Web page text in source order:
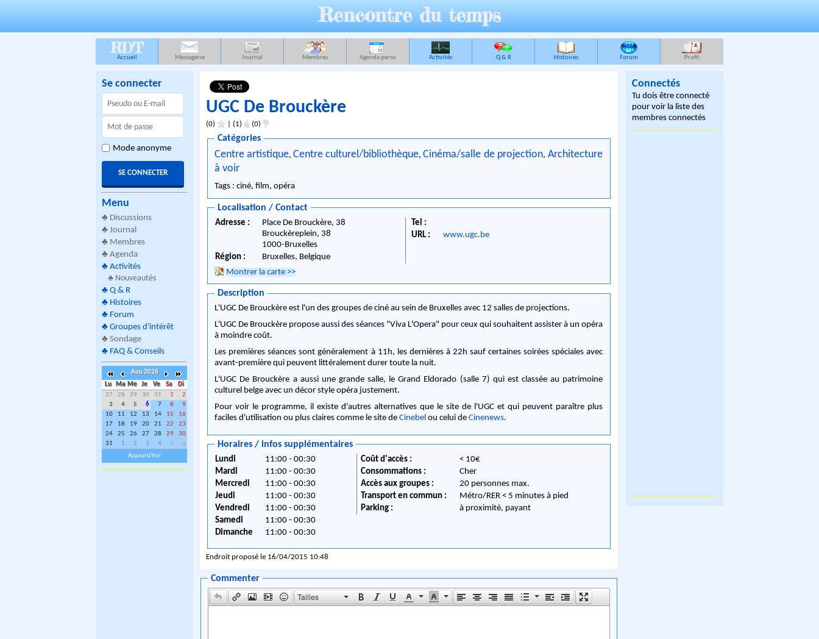
Rencontre du temps
RDT
Accueil Messagerie Journal Membres Agenda perso Activités Q & R Histoires Forum Profil
Se connecter
Mode anonyme
Menu
♣ Discussions
♣ Journal
♣ Membres
♣ Agenda
♣ Activités
♣ Nouveautés
♣ Q & R
♣ Histoires
♣ Forum
♣ Groupes d'intérêt
♣ Sondage
♣ FAQ & Conseils
Aou 2026
Lu
Ma Me Je Ve Sa
Di
27
28 29 30 31 1
2
3
4 5 6 7 8
9
10
11 12 13 14 15
16
17
18 19 20 21 22
23
24
25 26 27 28 29
30
31
1 2 3 4 5
6
Aujourd'hui
UGC De Brouckère
(0) (1) (0)
Catégories
Centre artistique,Centre culturel/bibliothèque,Cinéma/salle de projection,Architecture
à voir
Tags : ciné, film, opéra
Localisation / Contact
Adresse :
Place De Brouckère, 38
Brouckèreplein, 38
1000- Bruxelles
Région :
Bruxelles, Belgique
Tel :
URL :
www.ugc.be
Montrer la carte >>
Description
L'UGC De Brouckère est l'un des groupes de ciné au sein de Bruxelles avec 12 salles de projections.
L'UGC De Brouckère propose aussi des séances "Viva L'Opera" pour ceux qui souhaitent assister à un opéra
à moindre coût.
Les premières séances sont généralement à 11h, les dernières à 22h sauf certaines soirées spéciales avec
avant-première qui peuvent littéralement durer toute la nuit.
L'UGC De Brouckère a aussi une grande salle, le Grand Eldorado (salle 7) qui est classée au patrimoine
culturel belge avec un décor style opéra justement.
Pour voir le programme, il existe d'autres alternatives que le site de l'UGC et qui peuvent paraître plus
faciles d'utilisation ou plus claires comme le site deCinebel ou celui deCinenews.
Horaires / infos supplémentaires
Lundi
11:00 - 00:30
Mardi
11:00 - 00:30
Mercredi
11:00 - 00:30
Jeudi
11:00 - 00:30
Vendredi
11:00 - 00:30
Samedi
11:00 - 00:30
Dimanche
11:00 - 00:30
Coût d'accès :
< 10€
Consommations :
Cher
Accès aux groupes :
20 personnes max.
Transport en commun :
Métro/RER < 5 minutes à pied
Parking :
à proximité, payant
Endroit proposé le 16/04/2015 10:48
Commenter
Tailles
Connectés
Tu dois être connecté
pour voir la liste des
membres connectés